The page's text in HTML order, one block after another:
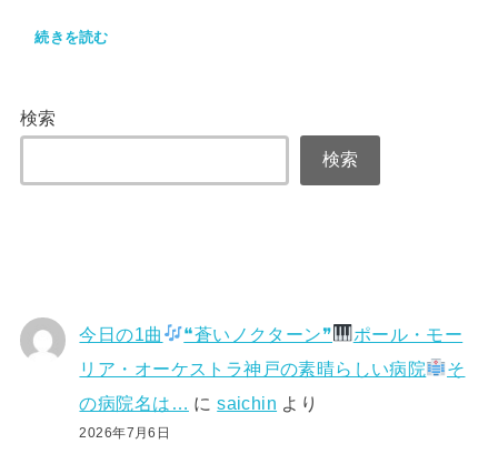
続きを読む
検索
検索
今日の1曲 ❝蒼いノクターン❞
ポール・モー
リア・オーケストラ神戸の素晴らしい病院
そ
の病院名は…
にsaichin より
2026年7月6日